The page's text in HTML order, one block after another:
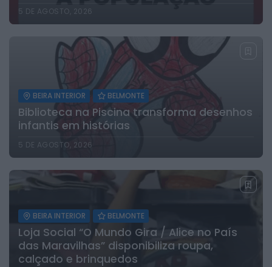
5 DE AGOSTO, 2026
BEIRA INTERIOR BELMONTE
Biblioteca na Piscina transforma desenhos
infantis em histórias
5 DE AGOSTO, 2026
BEIRA INTERIOR BELMONTE
Loja Social “O Mundo Gira / Alice no País
das Maravilhas” disponibiliza roupa,
calçado e brinquedos